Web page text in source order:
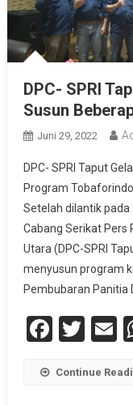
DPC- SPRI
Susun
Juni 29, 2022
DPC- SPRI Taput
Program
Setelah dilantik pada
Cabang Serikat Pers
Utara (DPC-SPRI
menyusun program
Pembubaran Panitia
Continue